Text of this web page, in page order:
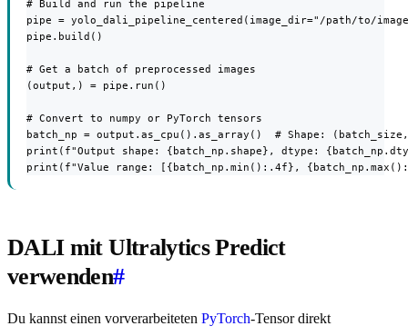
# Build and run the pipeline
pipe = yolo_dali_pipeline_centered(image_dir="/path/to/
pipe.build()
# Get a batch of preprocessed images
(output,) = pipe.run()
# Convert to numpy or PyTorch tensors
batch_np = output.as_cpu().as_array()  # Shape:
print(f"Output shape: {batch_np.shape}, dtype:
print(f"Value range: [{batch_np.min():.4f},
DALI mit Ultralytics Predict
verwenden#
Du kannst einen vorverarbeiteten PyTorch-Tensor direkt